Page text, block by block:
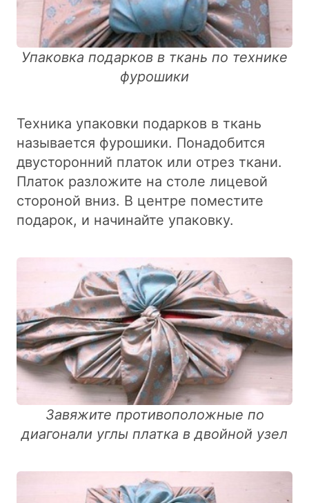
Упаковка подарков в ткань по технике
фурошики
Техника упаковки подарков в ткань
называется фурошики. Понадобится
двусторонний платок или отрез ткани.
Платок разложите на столе лицевой
стороной вниз. В центре поместите
подарок, и начинайте упаковку.
Завяжите противоположные по
диагонали углы платка в двойной узел